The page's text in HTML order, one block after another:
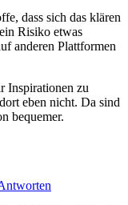
dass sich das klären
Risiko etwas
anderen Plattformen
Inspirationen zu
eben nicht. Da sind
bequemer.